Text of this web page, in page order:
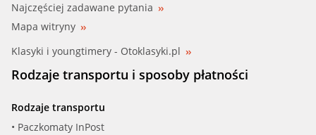
Najczęściej zadawane pytania
Mapa witryny
Klasyki i youngtimery - Otoklasyki.pl
Rodzaje transportu i sposoby płatności
Rodzaje transportu
• Paczkomaty InPost